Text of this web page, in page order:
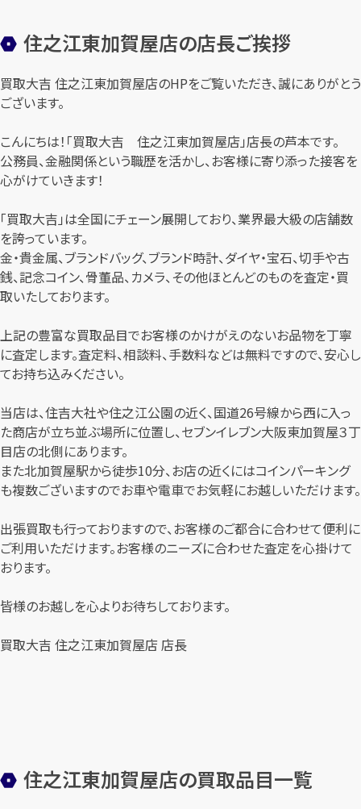
住之江東加賀屋店の店長ご挨拶
買取大吉 住之江東加賀屋店のHPをご覧いただき、誠にありがとう
ございます。
こんにちは！「買取大吉 住之江東加賀屋店」店長の芦本です。
公務員、金融関係という職歴を活かし、お客様に寄り添った接客を
心がけていきます！
「買取大吉」は全国にチェーン展開しており、業界最大級の店舗数
を誇っています。
金・貴金属、ブランドバッグ、ブランド時計、ダイヤ・宝石、切手や古
銭、記念コイン、骨董品、カメラ、その他ほとんどのものを査定・買
取いたしております。
上記の豊富な買取品目でお客様のかけがえのないお品物を丁寧
に査定します。査定料、相談料、手数料などは無料ですので、安心し
てお持ち込みください。
当店は、住吉大社や住之江公園の近く、国道26号線から西に入っ
た商店が立ち並ぶ場所に位置し、セブンイレブン大阪東加賀屋３丁
目店の北側にあります。
また北加賀屋駅から徒歩10分、お店の近くにはコインパーキング
も複数ございますのでお車や電車でお気軽にお越しいただけます。
出張買取も行っておりますので、お客様のご都合に合わせて便利に
ご利用いただけます。お客様のニーズに合わせた査定を心掛けて
おります。
皆様のお越しを心よりお待ちしております。
買取大吉 住之江東加賀屋店 店長
住之江東加賀屋店の買取品目一覧